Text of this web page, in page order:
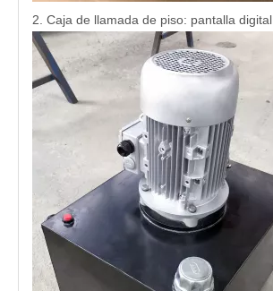
2. Caja de llamada de piso: pantalla digital